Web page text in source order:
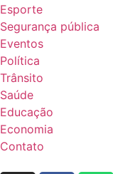
Esporte
Segurança pública
Eventos
Política
Trânsito
Saúde
Educação
Economia
Contato